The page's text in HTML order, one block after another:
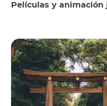
Películas y animación